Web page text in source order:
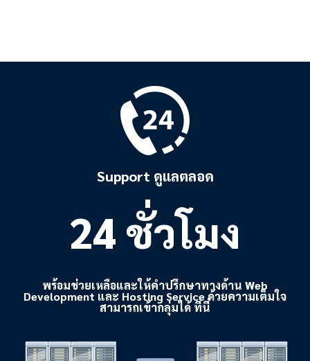
Support ดูแลตลอด
24 ชั่วโมง
พร้อมช่วยเหลือและให้คำปรึกษาทางด้าน Web
Development และ Hosting Service ด้วยความเต็มใจ
สามารถเข้ากลุ่มได้ ที่นี่